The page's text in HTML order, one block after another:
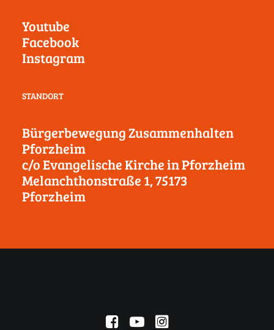
Youtube
Facebook
Instagram
STANDORT
Bürgerbewegung Zusammenhalten
Pforzheim
c/o Evangelische Kirche in Pforzheim
Melanchthonstraße 1, 75173
Pforzheim